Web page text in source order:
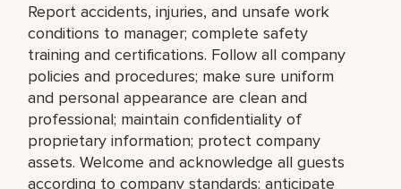
Report accidents, injuries, and unsafe work
conditions to manager; complete safety
training and certifications. Follow all company
policies and procedures; make sure uniform
and personal appearance are clean and
professional; maintain confidentiality of
proprietary information; protect company
assets. Welcome and acknowledge all guests
according to company standards; anticipate